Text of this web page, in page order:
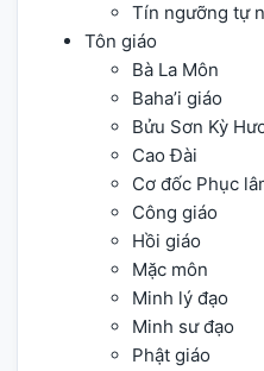
Tín ngưỡng tự
Tôn giáo
Bà La Môn
Baha’i giáo
Bửu Sơn Kỳ
Cao Đài
Cơ đốc Phục
Công giáo
Hồi giáo
Mặc môn
Minh lý đạo
Minh sư đạo
Phật giáo